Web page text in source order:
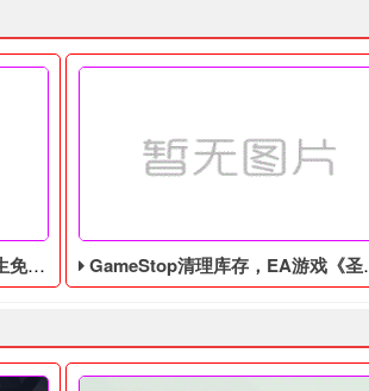
平台 GameStop清理库存，EA游戏《圣歌》以1美分售出